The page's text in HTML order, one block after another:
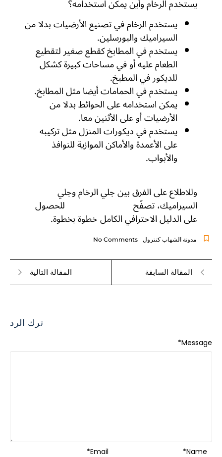
يستخدم الرخام وأين يمكن استخدامه؟
يستخدم الرخام في تصنيع الأرضيات بدلا من
السيراميك والبورسلين.
يستخدم في المطابخ كقطع صغير لتقطيع
الطعام عليه أو في مساحات كبيرة كشكل
للديكور في المطبخ.
يستخدم في الحمامات أيضا مثل المطابخ.
يمكن استخدامه على الحوائط بدلا من
الأرضيات أو على الأثنين معا.
يستخدم في ديكورات المنزل مثل تركيبه
على الأعمدة والأماكن الموازية للنوافذ
والأبواب.
وللاطلاع على الفرق بين جلي الرخام وجلي
السيراميك، تصفّح تلميع السيراميك للحصول
على الدليل الاحترافي الكامل خطوة بخطوة.
مدونة الشهاب كنترول
المقالة السابقة المقالة التالية
ترك الرد
Message
*
Name
*
Email
*